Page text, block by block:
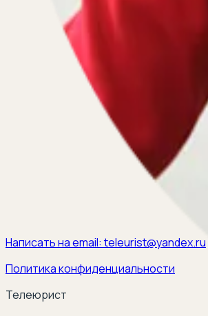
Написать на email: teleurist@yandex.ru
Политика конфиденциальности
Телеюрист